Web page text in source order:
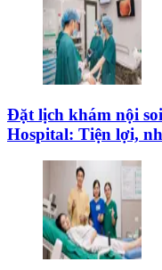
Đặt lịch khám nội
Hospital: Tiện lợi,